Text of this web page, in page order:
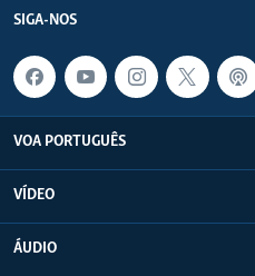
SIGA-NOS
VOA PORTUGUÊS
VÍDEO
ÁUDIO